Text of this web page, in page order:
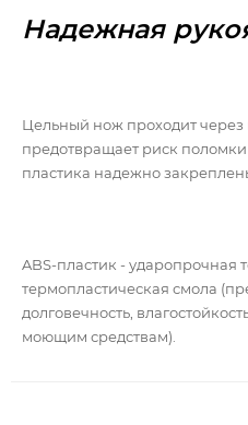
Надежная
Цельный нож проходит через
предотвращает риск
пластика надежно
ABS-пластик - ударопрочная
термопластическая смола
долговечность,
моющим средствам).